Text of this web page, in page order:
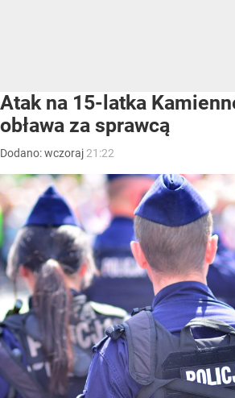
Atak na 15-latka
obława za sprawcą
Dodano:wczoraj 21:22